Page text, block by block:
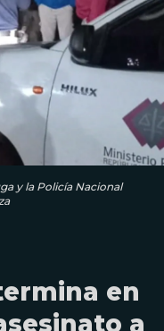
y la Policía Nacional
en
a